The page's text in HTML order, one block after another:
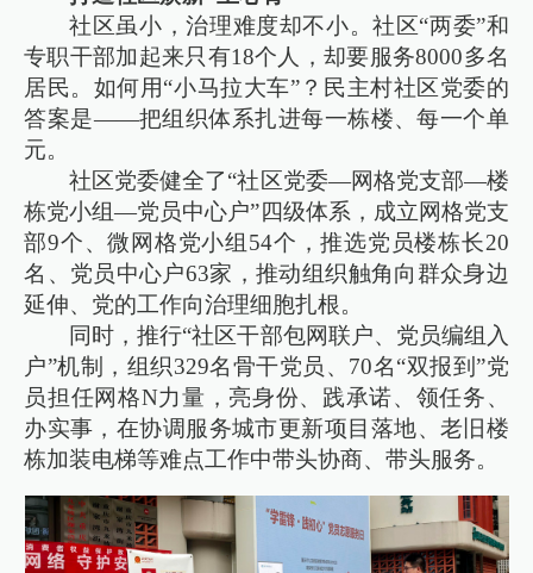
社区虽小，治理难度却不小。社区“两委”和
专职干部加起来只有18个人，却要服务8000多名
居民。如何用“小马拉大车”？民主村社区党委的
答案是——把组织体系扎进每一栋楼、每一个单
元。
社区党委健全了“社区党委—网格党支部—楼
栋党小组—党员中心户”四级体系，成立网格党支
部9个、微网格党小组54个，推选党员楼栋长20
名、党员中心户63家，推动组织触角向群众身边
延伸、党的工作向治理细胞扎根。
同时，推行“社区干部包网联户、党员编组入
户”机制，组织329名骨干党员、70名“双报到”党
员担任网格N力量，亮身份、践承诺、领任务、
办实事，在协调服务城市更新项目落地、老旧楼
栋加装电梯等难点工作中带头协商、带头服务。